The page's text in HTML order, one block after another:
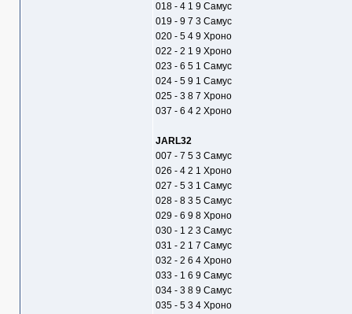
018 - 4 1 9 Самус
019 - 9 7 3 Самус
020 - 5 4 9 Хроно
022 - 2 1 9 Хроно
023 - 6 5 1 Самус
024 - 5 9 1 Самус
025 - 3 8 7 Хроно
037 - 6 4 2 Хроно
JARL32
007 - 7 5 3 Самус
026 - 4 2 1 Хроно
027 - 5 3 1 Самус
028 - 8 3 5 Самус
029 - 6 9 8 Хроно
030 - 1 2 3 Самус
031 - 2 1 7 Самус
032 - 2 6 4 Хроно
033 - 1 6 9 Самус
034 - 3 8 9 Самус
035 - 5 3 4 Хроно